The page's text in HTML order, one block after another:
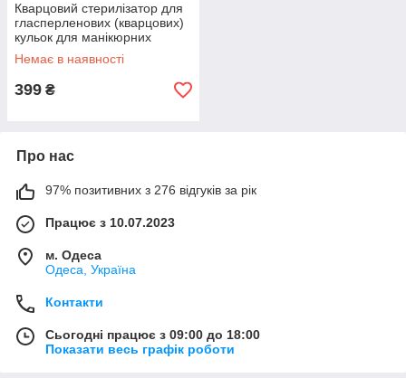
Кварцовий стерилізатор для
гласперленових (кварцових)
кульок для манікюрних
інструментів для барбера
Немає в наявності
399 ₴
Про нас
97% позитивних з 276 відгуків за рік
Працює з 10.07.2023
м. Одеса
Одеса, Україна
Контакти
Сьогодні працює з 09:00 до 18:00
Показати весь графік роботи